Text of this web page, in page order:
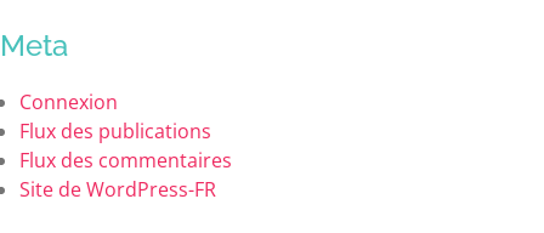
Meta
Connexion
Flux des publications
Flux des commentaires
Site de WordPress-FR